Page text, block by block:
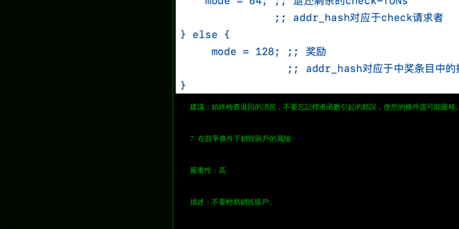
建議：始終檢查退回的消息，不要忘記標准函數引起的錯誤，使您的條件盡可能嚴格
7. 在競爭條件下銷毀賬戶的風險
嚴重性：高
描述：不要輕易銷毀賬戶。